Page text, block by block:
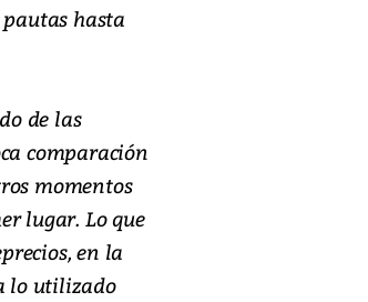
hasta
de las
comparación
momentos
lugar. Lo que
en la
lo utilizado